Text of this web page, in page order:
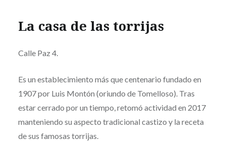
La casa de las torrijas
Calle Paz 4.
Es un establecimiento más que centenario fundado en
1907 por Luis Montón (oriundo de Tomelloso). Tras
estar cerrado por un tiempo, retomó actividad en 2017
manteniendo su aspecto tradicional castizo y la receta
de sus famosas torrijas.